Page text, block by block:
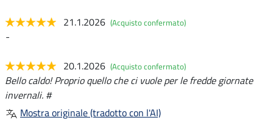
21.1.2026 (Acquisto confermato)
-
20.1.2026 (Acquisto confermato)
Bello caldo! Proprio quello che ci vuole per le fredde giornate
invernali. #
Mostra originale (tradotto con l'AI)